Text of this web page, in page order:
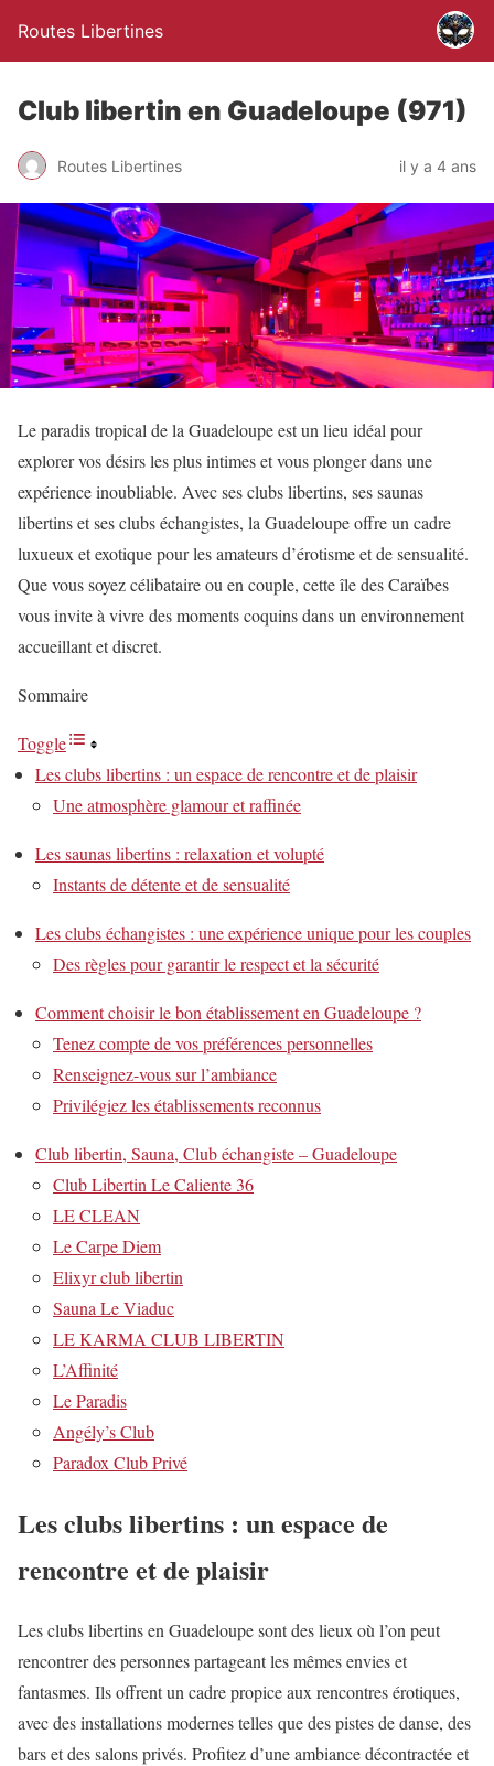
Routes Libertines
Club libertin en Guadeloupe (971)
Routes Libertines il y a 4 ans
Le paradis tropical de la Guadeloupe est un lieu idéal pour
explorer vos désirs les plus intimes et vous plonger dans une
expérience inoubliable. Avec ses clubs libertins, ses saunas
libertins et ses clubs échangistes, la Guadeloupe offre un cadre
luxueux et exotique pour les amateurs d’érotisme et de sensualité.
Que vous soyez célibataire ou en couple, cette île des Caraïbes
vous invite à vivre des moments coquins dans un environnement
accueillant et discret.
Sommaire
Toggle
Les clubs libertins : un espace de rencontre et de plaisir
Une atmosphère glamour et raffinée
Les saunas libertins : relaxation et volupté
Instants de détente et de sensualité
Les clubs échangistes : une expérience unique pour les couples
Des règles pour garantir le respect et la sécurité
Comment choisir le bon établissement en Guadeloupe ?
Tenez compte de vos préférences personnelles
Renseignez-vous sur l’ambiance
Privilégiez les établissements reconnus
Club libertin, Sauna, Club échangiste – Guadeloupe
Club Libertin Le Caliente 36
LE CLEAN
Le Carpe Diem
Elixyr club libertin
Sauna Le Viaduc
LE KARMA CLUB LIBERTIN
L’Affinité
Le Paradis
Angély’s Club
Paradox Club Privé
Les clubs libertins : un espace de
rencontre et de plaisir
Les clubs libertins en Guadeloupe sont des lieux où l’on peut
rencontrer des personnes partageant les mêmes envies et
fantasmes. Ils offrent un cadre propice aux rencontres érotiques,
avec des installations modernes telles que des pistes de danse, des
bars et des salons privés. Profitez d’une ambiance décontractée et